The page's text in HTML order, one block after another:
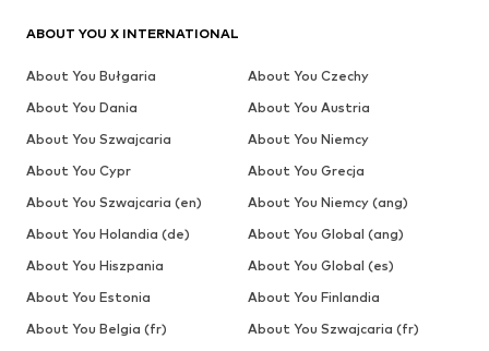
ABOUT YOU X INTERNATIONAL
About You Bułgaria
About You Czechy
About You Dania
About You Austria
About You Szwajcaria
About You Niemcy
About You Cypr
About You Grecja
About You Szwajcaria (en)
About You Niemcy (ang)
About You Holandia (de)
About You Global (ang)
About You Hiszpania
About You Global (es)
About You Estonia
About You Finlandia
About You Belgia (fr)
About You Szwajcaria (fr)